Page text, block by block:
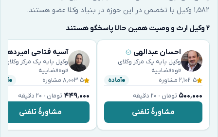
۱٬۵۸۲ وکیل با تخصص در این حوزه در بنیاد وکلا عضو هستند.
۲ وکیل ارث و وصیت همین حالا پاسخگو هستند
احسان عبدالهی
وکیل پایه یک مرکز وکلای
قوه‌قضاییه
۵ ۲٬۱۰۲ مشاوره آماده
۵۰۰٬۰۰۰ تومان · ۲۰ دقیقه
مشاورهٔ تلفنی
آسیه فتاحی امیردهی
وکیل پایه یک مرکز وکلای
قوه‌قضاییه
۵ ۸٬۰۰۳ مشاوره
۴۴۹٬۰۰۰ تومان · ۲۰ دقیقه
مشاورهٔ تلفنی